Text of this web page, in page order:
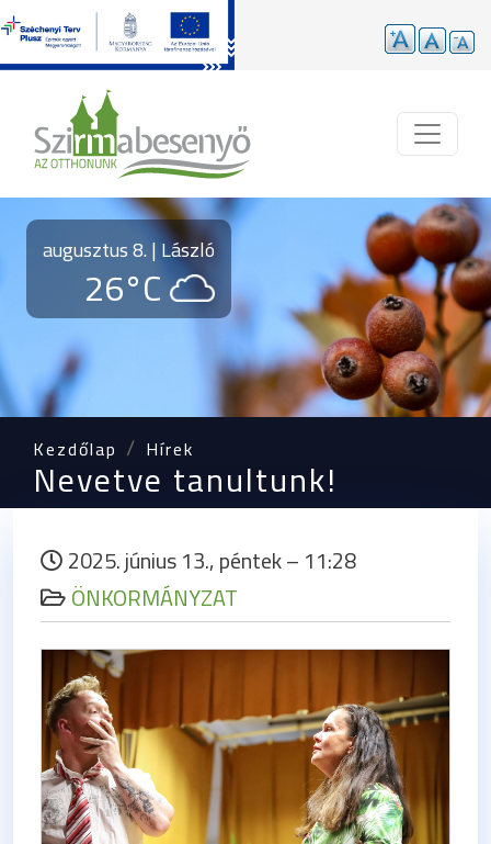
augusztus 8. | László
26°C
Kezdőlap Hírek
Nevetve tanultunk!
2025. június 13., péntek – 11:28
ÖNKORMÁNYZAT